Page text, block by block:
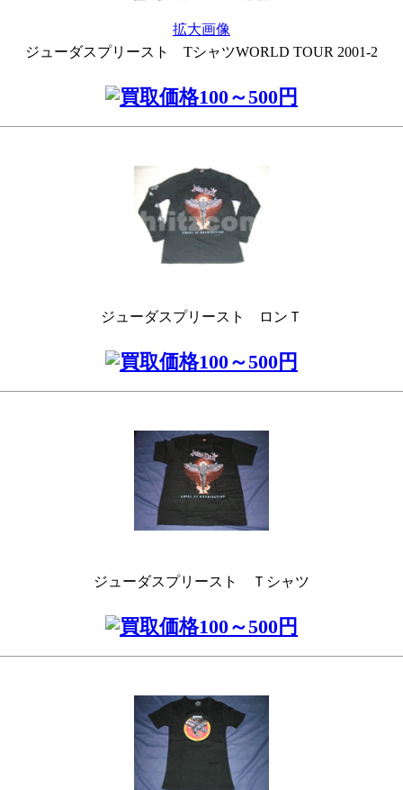
拡大画像
ジューダスプリースト TシャツWORLD TOUR 2001-2
ジューダスプリースト ロンＴ
ジューダスプリースト Ｔシャツ